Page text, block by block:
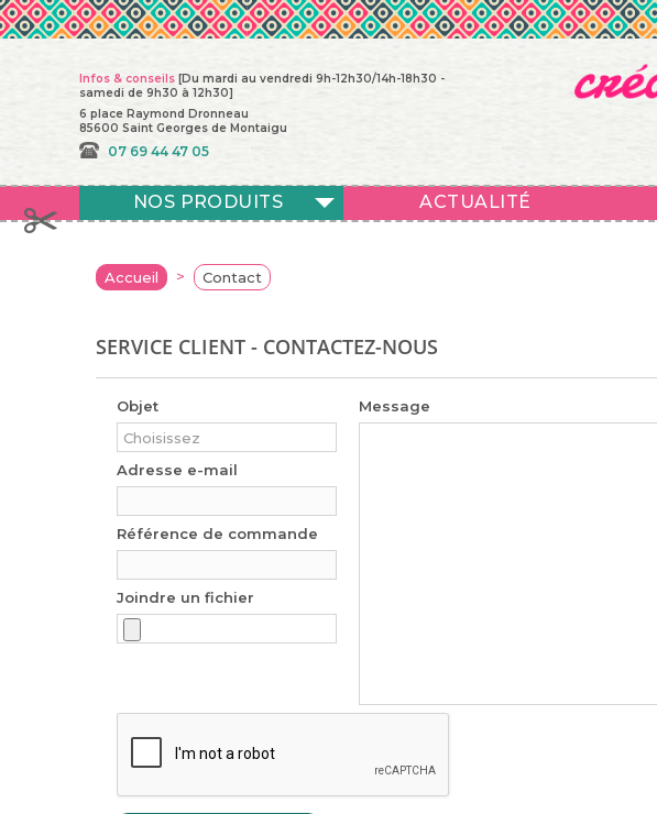
Infos & conseils [Du mardi au vendredi 9h-12h30/14h-18h30 -
samedi de 9h30 à 12h30]
6 place Raymond Dronneau
85600 Saint Georges de Montaigu
07 69 44 47 05
NOS PRODUITS ACTUALITÉ
Accueil > Contact
SERVICE CLIENT - CONTACTEZ-NOUS
Objet
Adresse e-mail
Référence de commande
Joindre un fichier
Message